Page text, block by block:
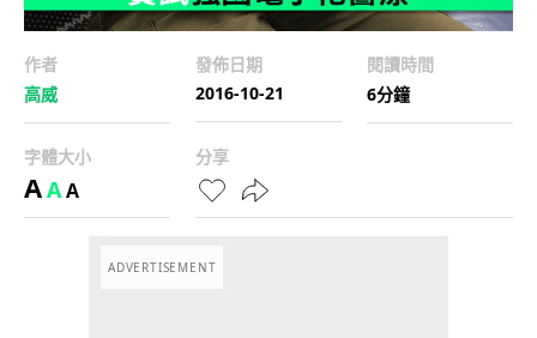
作者
高威
發佈日期
2016-10-21
閱讀時間
6分鐘
字體大小
AAA
分享
ADVERTISEMENT